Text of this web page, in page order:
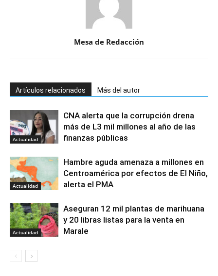
Mesa de Redacción
Artículos relacionados Más del autor
Actualidad
CNA alerta que la corrupción drena
más de L3 mil millones al año de las
finanzas públicas
Actualidad
Hambre aguda amenaza a millones en
Centroamérica por efectos de El Niño,
alerta el PMA
Actualidad
Aseguran 12 mil plantas de marihuana
y 20 libras listas para la venta en
Marale